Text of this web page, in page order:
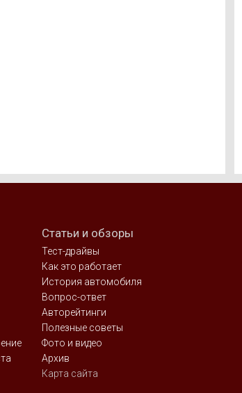
Статьи и обзоры
Тест-драйвы
Как это работает
История автомобиля
Вопрос-ответ
Авторейтинги
Полезные советы
Фото и видео
Архив
Карта сайта